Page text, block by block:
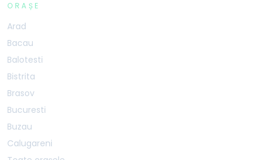
ORAȘE
Arad
Bacau
Balotesti
Bistrita
Brasov
Bucuresti
Buzau
Calugareni